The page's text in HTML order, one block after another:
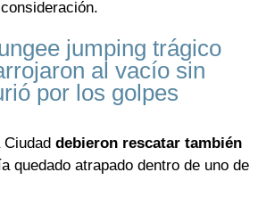
jumping trágico
al vacío sin
por los golpes
debieron rescatar también
quedado atrapado dentro de uno de